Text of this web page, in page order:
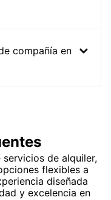
compañía en
de alquiler,
flexibles a
diseñada
y excelencia en